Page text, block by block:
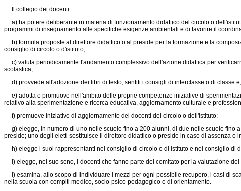
Il collegio dei docenti:
a) ha potere deliberante in materia di funzionamento didattico del circolo o
programmi di insegnamento alle specifiche esigenze ambientali e di favorire il
b) formula proposte al direttore didattico o al preside per la formazione e la
consiglio di circolo o d'istituto;
c) valuta periodicamente l'andamento complessivo dell'azione didattica per
scolastica;
d) provvede all'adozione dei libri di testo, sentiti i consigli di interclasse o di classe
e) adotta o promuove nell'ambito delle proprie competenze iniziative di
relativo alla sperimentazione e ricerca educativa, aggiornamento culturale e
f) promuove iniziative di aggiornamento dei docenti del circolo o dell'istituto;
g) elegge, in numero di uno nelle scuole fino a 200 alunni, di due nelle scuole fino
preside; uno degli eletti sostituisce il direttore didattico o preside in caso di assenza o
h) elegge i suoi rappresentanti nel consiglio di circolo o di istituto e nel consiglio di
i) elegge, nel suo seno, i docenti che fanno parte del comitato per la valutazione
l) esamina, allo scopo di individuare i mezzi per ogni possibile recupero, i casi di
nella scuola con compiti medico, socio-psico-pedagogico e di orientamento.